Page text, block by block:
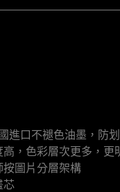
進口不褪色油墨，防
，色彩層次更多，更
圖片分層架構
芯